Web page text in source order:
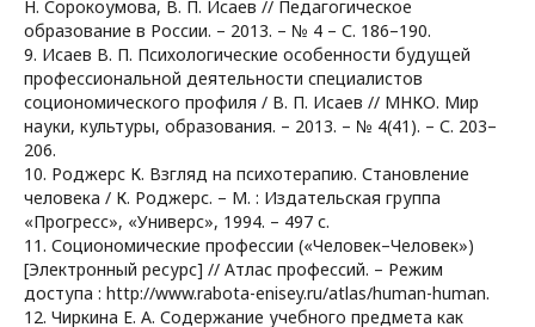
Н. Сорокоумова, В. П. Исаев // Педагогическое
образование в России. – 2013. – № 4 – С. 186–190.
9. Исаев В. П. Психологические особенности будущей
профессиональной деятельности специалистов
социономического профиля / В. П. Исаев // МНКО. Мир
науки, культуры, образования. – 2013. – № 4(41). – С. 203–
206.
10. Роджерс К. Взгляд на психотерапию. Становление
человека / К. Роджерс. – М. : Издательская группа
«Прогресс», «Универс», 1994. – 497 с.
11. Социономические профессии («Человек–Человек»)
[Электронный ресурс] // Атлас профессий. – Режим
доступа : http://www.rabota-enisey.ru/atlas/human-human.
12. Чиркина Е. А. Содержание учебного предмета как